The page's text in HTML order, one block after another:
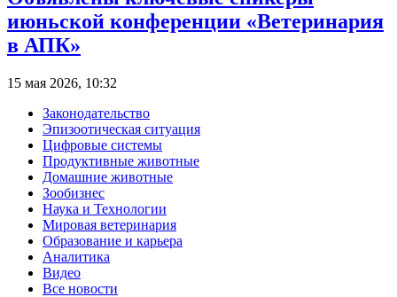
июньской конференции «Ветеринария
в АПК»
15 мая 2026, 10:32
Законодательство
Эпизоотическая ситуация
Цифровые системы
Продуктивные животные
Домашние животные
Зообизнес
Наука и Технологии
Мировая ветеринария
Образование и карьера
Аналитика
Видео
Все новости